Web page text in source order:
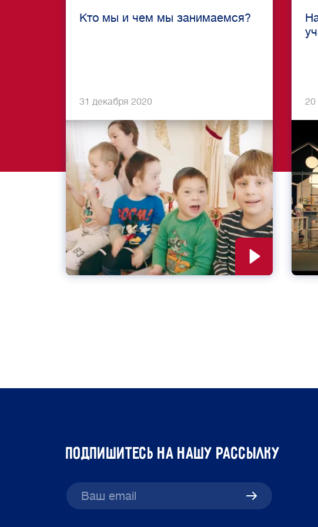
Кто мы и чем мы занимаемся?
31 декабря 2020 20
подпишитесь на нашу рассылку